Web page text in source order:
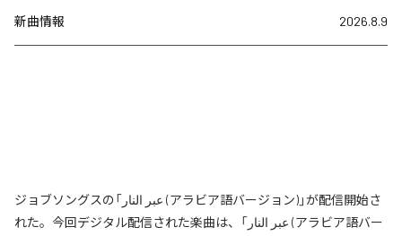
新曲情報 2026.8.9
ジョブソングスの「عبر النار (アラビア語バージョン)」が配信開始さ
れた。今回デジタル配信された楽曲は、「عبر النار (アラビア語バー